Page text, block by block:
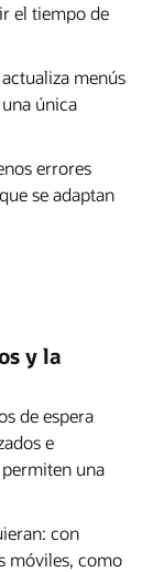
el tiempo de
menús
única
errores
se adaptan
y la
de espera
e
una
con
móviles, como